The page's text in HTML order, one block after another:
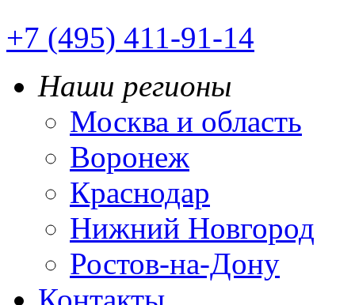
+7 (495) 411-91-14
Наши регионы
Москва и область
Воронеж
Краснодар
Нижний Новгород
Ростов-на-Дону